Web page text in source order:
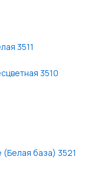
3511
3510
база) 3521